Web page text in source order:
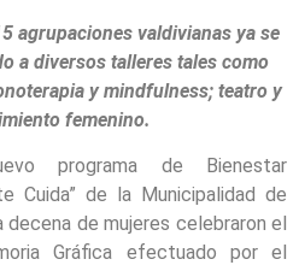
agrupaciones valdivianas ya se
a diversos talleres tales como
y mindfulness; teatro y
femenino.
programa de Bienestar
Cuida” de la Municipalidad de
decena de mujeres celebraron el
Gráfica efectuado por el